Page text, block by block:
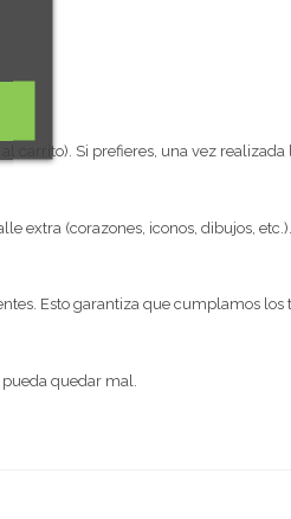
carrito). Si prefieres, una vez realizada
extra (corazones, iconos, dibujos,
Esto garantiza que cumplamos los
quedar mal.